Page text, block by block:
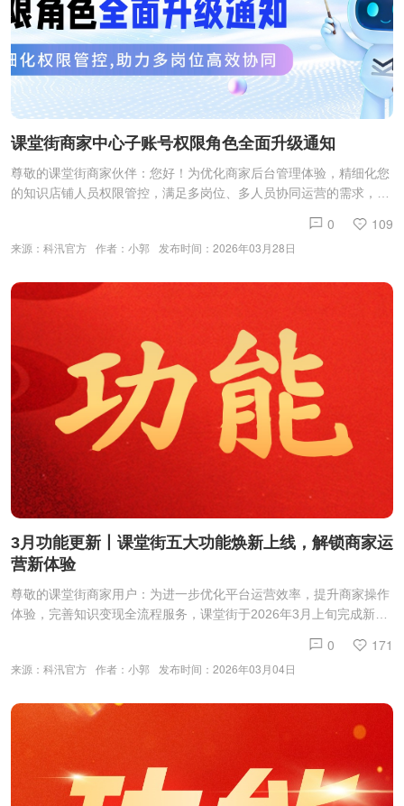
课堂街商家中心子账号权限角色全面升级通知
尊敬的课堂街商家伙伴：您好！为优化商家后台管理体验，精细化您
的知识店铺人员权限管控，满足多岗位、多人员协同运营的需求，平
体系进行全面迭代升级！本次我们深度调研广大商家运营管理实际需
求，在保留原有自定义创建专属角色功能的基础上，重磅上线多套平
单管理等高频岗位，一键即可套用，无需手动逐项配置权限，大幅节
109
0
来源：科汛官方 作者：小郭 发布时间：2026年03月28日
3月功能更新丨课堂街五大功能焕新上线，解锁商家运
营新体验
尊敬的课堂街商家用户：为进一步优化平台运营效率，提升商家操作
体验，完善知识变现全流程服务，课堂街于2026年3月上旬完成新一
播互动、分销管控五大核心场景，精准解决运营痛点，助力商家高效
经营，具体更新内容如下：一、商家中心：小K助手全新上线，智能
该助手支持语音互动模式，覆盖平台全场景操作疑问，无论是功能使
用、流程咨询还是问题求助，商家均可在后台直接与小K助手对话，
171
0
来源：科汛官方 作者：小郭 发布时间：2026年03月04日